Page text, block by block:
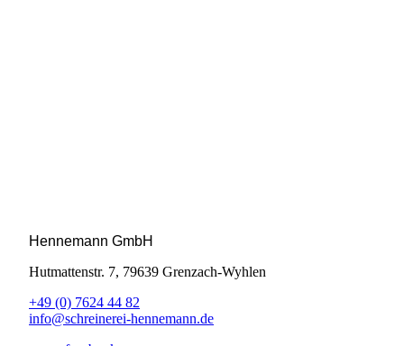
Hennemann GmbH
Hutmattenstr. 7, 79639 Grenzach-Wyhlen
+49 (0) 7624 44 82
info@schreinerei-hennemann.de